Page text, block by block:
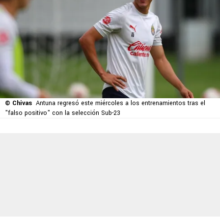
© Chivas Antuna regresó este miércoles a los entrenamientos tras el
"falso positivo" con la selección Sub-23